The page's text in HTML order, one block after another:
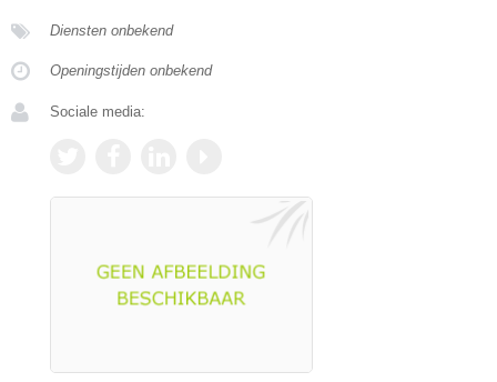
Diensten onbekend
Openingstijden onbekend
Sociale media: